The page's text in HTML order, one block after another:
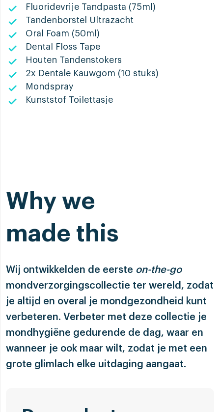
Fluoridevrije Tandpasta (75ml)
Tandenborstel Ultrazacht
Oral Foam (50ml)
Dental Floss Tape
Houten Tandenstokers
2x Dentale Kauwgom (10 stuks)
Mondspray
Kunststof Toilettasje
Why we
made this
Wij ontwikkelden de eerste on-the-go
mondverzorgingscollectie ter wereld, zodat
je altijd en overal je mondgezondheid kunt
verbeteren. Verbeter met deze collectie je
mondhygiëne gedurende de dag, waar en
wanneer je ook maar wilt, zodat je met een
grote glimlach elke uitdaging aangaat.